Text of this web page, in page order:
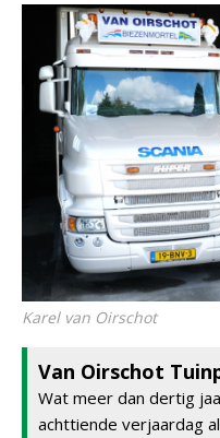
Karel van Oirschot
Van Oirschot
Wat meer dan dertig
achttiende verjaardag